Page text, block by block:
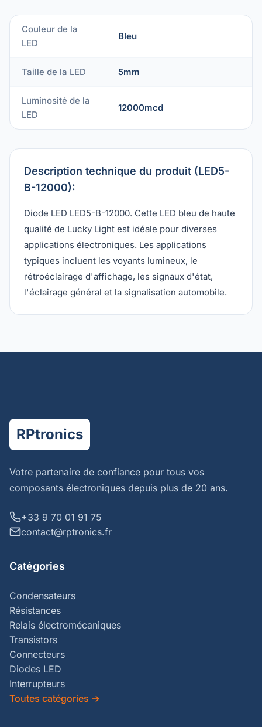
Couleur de la
LED
Bleu
Taille de la LED 5mm
Luminosité de la
LED
12000mcd
Description technique du produit (LED5-
B-12000):
Diode LED LED5-B-12000. Cette LED bleu de haute
qualité de Lucky Light est idéale pour diverses
applications électroniques. Les applications
typiques incluent les voyants lumineux, le
rétroéclairage d'affichage, les signaux d'état,
l'éclairage général et la signalisation automobile.
RPtronics
Votre partenaire de confiance pour tous vos
composants électroniques depuis plus de 20 ans.
+33 9 70 01 91 75
contact@rptronics.fr
Catégories
Condensateurs
Résistances
Relais électromécaniques
Transistors
Connecteurs
Diodes LED
Interrupteurs
Toutes catégories →